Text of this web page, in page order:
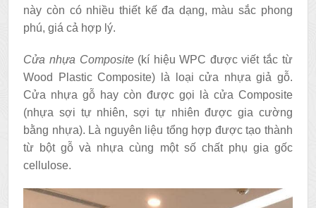
này còn có nhiều thiết kế đa dạng, màu sắc phong
phú, giá cả hợp lý.
Cửa nhựa Composite(kí hiệu WPC được viết tắc từ
Wood Plastic Composite) là loại cửa nhựa giả gỗ.
Cửa nhựa gỗ hay còn được gọi là cửa Composite
(nhựa sợi tự nhiên, sợi tự nhiên được gia cường
bằng nhựa). Là nguyên liệu tổng hợp được tạo thành
từ bột gỗ và nhựa cùng một số chất phụ gia gốc
cellulose.